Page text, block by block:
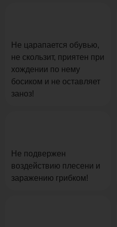
Не царапается обувью,
не скользит, приятен при
хождении по нему
босиком и не оставляет
заноз!
Не подвержен
воздействию плесени и
заражению грибком!